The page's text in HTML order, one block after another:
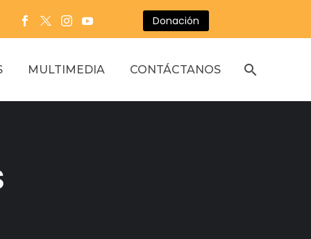
Donación
MULTIMEDIA CONTÁCTANOS